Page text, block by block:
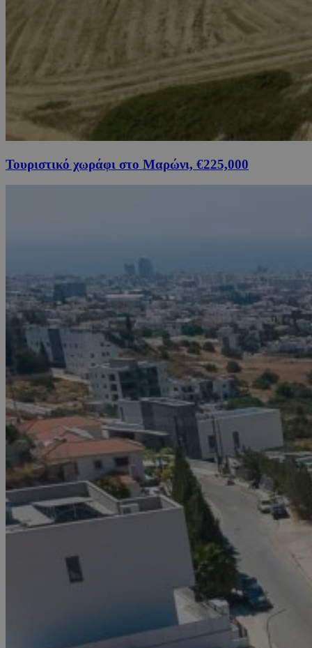
Τουριστικό χωράφι στο Μαρώνι, €225,000